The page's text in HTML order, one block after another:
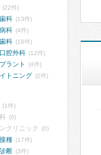
(22件)
科 (13件)
科 (4件)
科 (18件)
腔外科 (12件)
ラント (4件)
トニング (2件)
(1件)
(0)
クリニック (0)
種 (17件)
断 (3件)